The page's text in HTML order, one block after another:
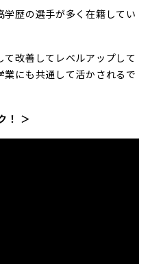
歴の選手が多く在籍してい
改善してレベルアップして
にも共通して活かされるで
！ ＞